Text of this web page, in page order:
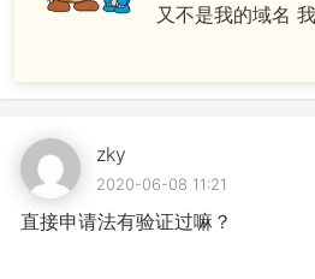
又不是我的域名
zky
2020-06-08 11:21
直接申请法有验证过嘛？